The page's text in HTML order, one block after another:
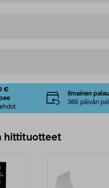
€
Ilmainen
365 päivän
hittituotteet